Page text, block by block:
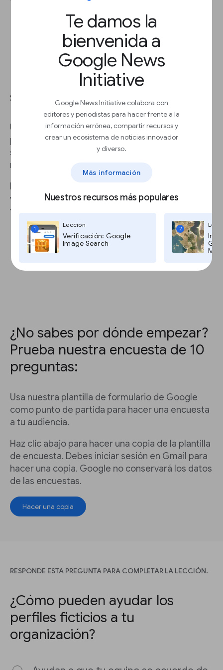
Te damos la
bienvenida a
Google News
Initiative
Google News Initiative colabora con
editores y periodistas para hacer frente a la
información errónea, compartir recursos y
crear un ecosistema de noticias innovador
y diverso.
Más información
Nuestros recursos más populares
1
Lección
Verificación: Google
Image Search
2
Identifica por qué eres la
solución
Una propuesta de valor describe el valor que
proporcionas a la audiencia y te ayuda a
satisfacer mejor y de forma más eficaz sus
necesidades.
Puedes compartir tu propuesta de valor en
varios lugares para hacer crecer tu audiencia y
tus ingresos; por ejemplo, cuando:
Presentas tu agencia de noticias
Le pides a tus audiencias que se suscriban
o que hagan una donación
¿No sabes por dónde empezar?
Prueba nuestra encuesta de 10
preguntas:
Usa nuestra plantilla de formulario de Google
como punto de partida para hacer una encuesta
a tu audiencia.
Haz clic abajo para hacer una copia de la plantilla
de encuesta. Debes iniciar sesión en Gmail para
hacer una copia. Google no conservará los datos
de las encuestas.
Hacer una copia
RESPONDE ESTA PREGUNTA PARA COMPLETAR LA LECCIÓN.
¿Cómo pueden ayudar los
perfiles ficticios a tu
organización?